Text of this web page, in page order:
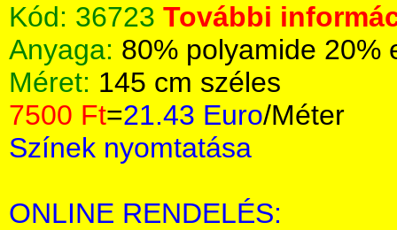
Kód: 36723 További
Anyaga: 80% polyamide 20%
Méret: 145 cm széles
7500 Ft=21.43 Euro/Méter
Színek nyomtatása
ONLINE RENDELÉS: